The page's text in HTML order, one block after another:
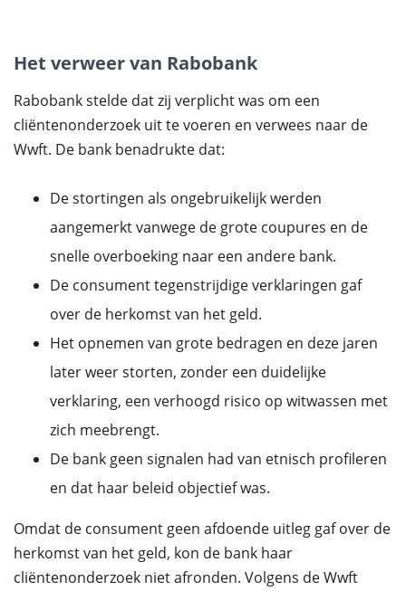
Het verweer van Rabobank
Rabobank stelde dat zij verplicht was om een
cliëntenonderzoek uit te voeren en verwees naar de
Wwft. De bank benadrukte dat:
De stortingen als ongebruikelijk werden
aangemerkt vanwege de grote coupures en de
snelle overboeking naar een andere bank.
De consument tegenstrijdige verklaringen gaf
over de herkomst van het geld.
Het opnemen van grote bedragen en deze jaren
later weer storten, zonder een duidelijke
verklaring, een verhoogd risico op witwassen met
zich meebrengt.
De bank geen signalen had van etnisch profileren
en dat haar beleid objectief was.
Omdat de consument geen afdoende uitleg gaf over de
herkomst van het geld, kon de bank haar
cliëntenonderzoek niet afronden. Volgens de Wwft